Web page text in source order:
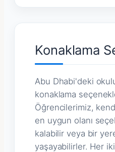
Konaklama
Abu Dhabi'deki
konaklama
Öğrencilerimiz,
en uygun olanı
kalabilir veya bir
yaşayabilirler. Her